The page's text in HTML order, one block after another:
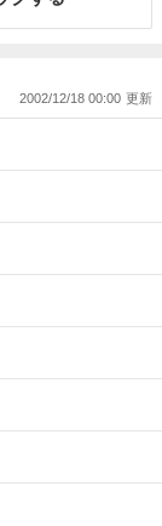
2002/12/18 00:00